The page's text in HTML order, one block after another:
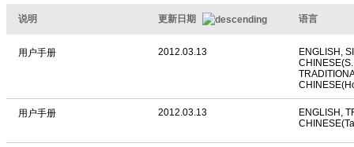
说明 更新日期 语言
用户手册 2012.03.13
ENGLISH,
用户手册 2012.03.13
ENGLISH,